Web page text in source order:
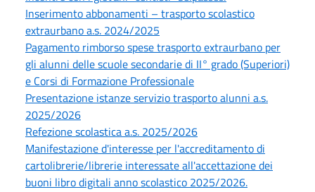
Inserimento abbonamenti – trasporto scolastico
extraurbano a.s. 2024/2025
Pagamento rimborso spese trasporto extraurbano per
gli alunni delle scuole secondarie di II° grado (Superiori)
e Corsi di Formazione Professionale
Presentazione istanze servizio trasporto alunni a.s.
2025/2026
Refezione scolastica a.s. 2025/2026
Manifestazione d'interesse per l'accreditamento di
cartolibrerie/librerie interessate all'accettazione dei
buoni libro digitali anno scolastico 2025/2026.